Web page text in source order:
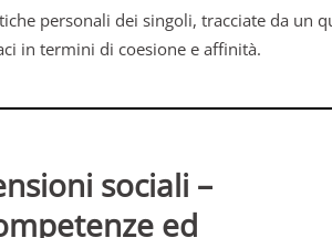
personali dei singoli, tracciate da un
in termini di coesione e affinità.
sociali –
ed